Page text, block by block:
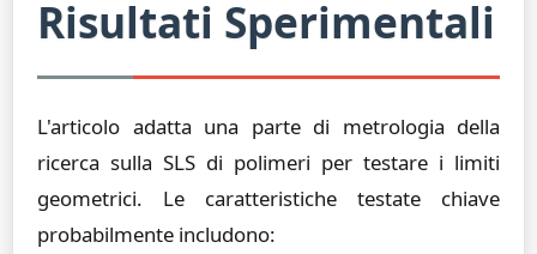
Risultati Sperimentali
L'articolo adatta una parte di metrologia della
ricerca sulla SLS di polimeri per testare i limiti
geometrici. Le caratteristiche testate chiave
probabilmente includono: